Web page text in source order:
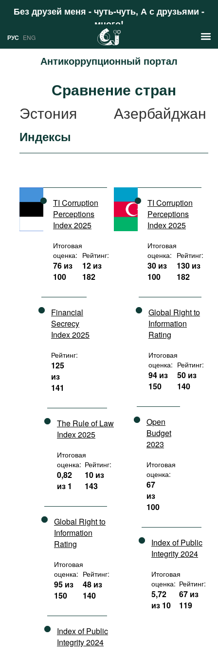
Без друзей меня - чуть-чуть, А с друзьями -
много!
Поддержать
РУС ENG
Антикоррупционный портал
Аналитика
Стран
Ресурсы
Документы международных
организаций
Фильмы
Подкасты
Книжная полка
Сравнение стран
Эстония
Азербайджан
Индексы
TI Corruption
Perceptions
Index 2025
Итоговая
оценка:
76 из
100
Рейтинг:
12 из
182
Financial
Secrecy
Index 2025
Рейтинг:
125
из
141
The Rule of Law
Index 2025
Итоговая
оценка:
0,82
из 1
Рейтинг:
10 из
143
Global Right to
Information
Rating
Итоговая
оценка:
95 из
150
Рейтинг:
48 из
140
Index of Public
Integrity 2024
TI Corruption
Perceptions
Index 2025
Итоговая
оценка:
30 из
100
Рейтинг:
130 из
182
Global Right to
Information
Rating
Итоговая
оценка:
94 из
150
Рейтинг:
50 из
140
Open
Budget
2023
Итоговая
оценка:
67
из
100
Index of Public
Integrity 2024
Итоговая
оценка:
5,72
из 10
Рейтинг:
67 из
119